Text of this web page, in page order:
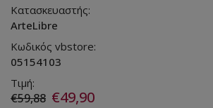
Κατασκευαστής:
ArteLibre
Κωδικός vbstore:
05154103
Τιμή:
€59,88 €49,90